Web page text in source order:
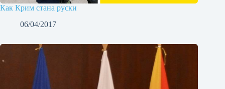
Как Крим стана руски
06/04/2017